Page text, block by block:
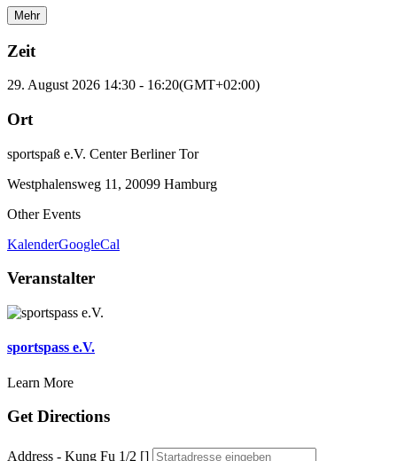
Mehr
Zeit
29. August 2026 14:30 - 16:20(GMT+02:00)
Ort
sportspaß e.V. Center Berliner Tor
Westphalensweg 11, 20099 Hamburg
Other Events
KalenderGoogleCal
Veranstalter
sportspass e.V.
Learn More
Get Directions
Address - Kung Fu 1/2 []